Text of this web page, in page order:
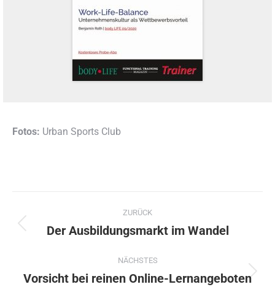
Fotos: Urban Sports Club
Kommentarnavigation
ZURÜCK
Vorheriger
Der Ausbildungsmarkt im Wandel
NÄCHSTES
Nächster
Vorsicht bei reinen Online-Lernangeboten